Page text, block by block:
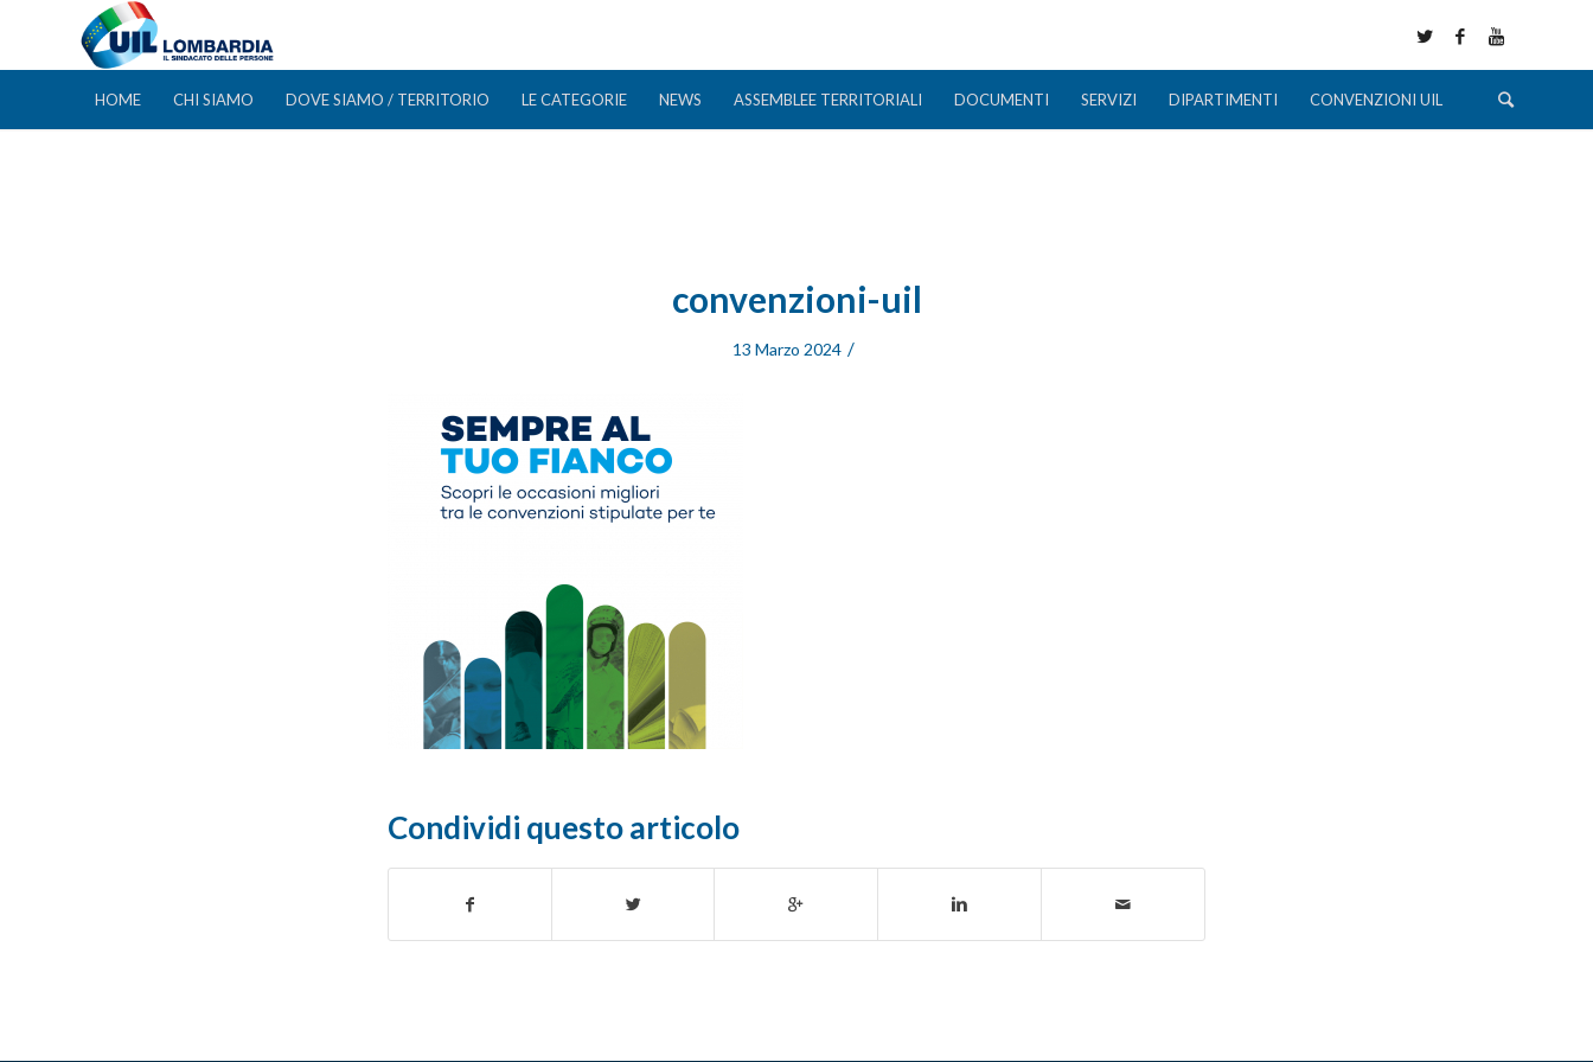
HOME CHI SIAMO DOVE SIAMO / TERRITORIO LE CATEGORIE NEWS ASSEMBLEE TERRITORIALI DOCUMENTI SERVIZI DIPARTIMENTI CONVENZIONI UIL
convenzioni-uil
13 Marzo 2024 /
Condividi questo articolo